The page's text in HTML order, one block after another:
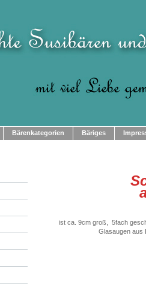
Bärenkategorien Bäriges
ist ca. 9cm groß, 5fach
Glasaugen aus